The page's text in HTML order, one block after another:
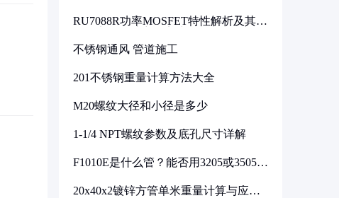
RU7088R功率MOSFET特性解析及其在
不锈钢通风 管道施工
201不锈钢重量计算方法大全
M20螺纹大径和小径是多少
1-1/4 NPT螺纹参数及底孔尺寸详解
F1010E是什么管？能否用3205或3505代
20x40x2镀锌方管单米重量计算与应用